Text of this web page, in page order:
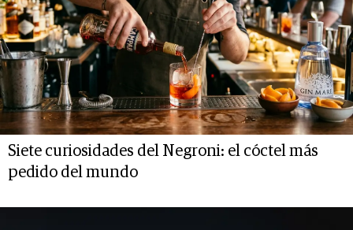
Siete curiosidades del Negroni: el cóctel más
pedido del mundo